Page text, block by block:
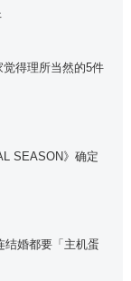
得理所当然的5件
SEASON》确定
结婚都要「主机蛋